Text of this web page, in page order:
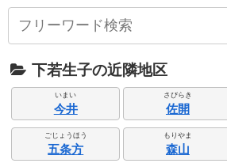
下若生子の近隣地区
いまい
今井
さびらき
佐開
ごじょうほう
五条方
もりやま
森山